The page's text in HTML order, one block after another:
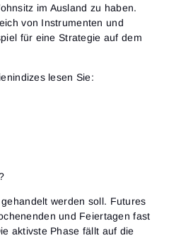
im Ausland zu haben.
von Instrumenten und
für eine Strategie auf dem
lesen Sie:
werden soll. Futures
und Feiertagen fast
aktivste Phase fällt auf die